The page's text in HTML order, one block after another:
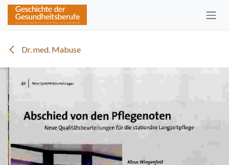
Zum Inhalt springen
Dr. med. Mabuse